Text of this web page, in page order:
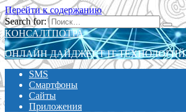
Перейти к содержанию
Search for:
КОНСАЛТПОТРА
ОНЛАЙН ДАЙДЖЕСТ IT-ТЕХНОЛОГИЙ
SMS
Смартфоны
Сайты
Приложения